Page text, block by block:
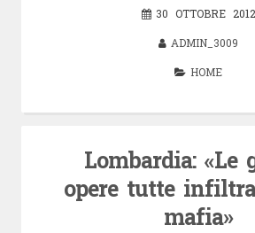
30 OTTOBRE 2012
ADMIN_3009
HOME
Lombardia: «Le
opere tutte
mafia»